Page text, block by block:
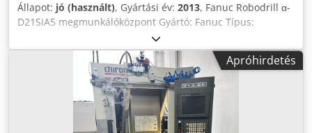
Állapot: jó (használt), Gyártási év: 2013, Fanuc Robodrill α-
D21SiA5 megmunkálóközpont Gyártó: Fanuc Típus:
Robodrill α-D21SiA5 Gyártási év: 2013 Tengelyek száma: 5 X
tengely elmozdulása: 300 mm Y tengely elmozdulása: 300 +
100 mm Z tengely elmozdulása: 330 mm A tengely
forgástartománya: -90° – +90° C tengely forgástengely: 360°
Asztal terhelhetősége: 200 kg Maximális szerszámátmérő:
40 mm Maximális szerszámtömeg: 3 kg Crodpfx Agex
Hqwajnjf Szerszámok össztömege: 33 kg Szerszámhelyek
Apróhirdetés